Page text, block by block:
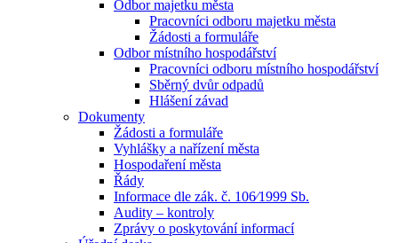
Odbor majetku města
Pracovníci odboru majetku města
Žádosti a formuláře
Odbor místního hospodářství
Pracovníci odboru místního hospodářství
Sběrný dvůr odpadů
Hlášení závad
Dokumenty
Žádosti a formuláře
Vyhlášky a nařízení města
Hospodaření města
Řády
Informace dle zák. č. 106⁄1999 Sb.
Audity – kontroly
Zprávy o poskytování informací